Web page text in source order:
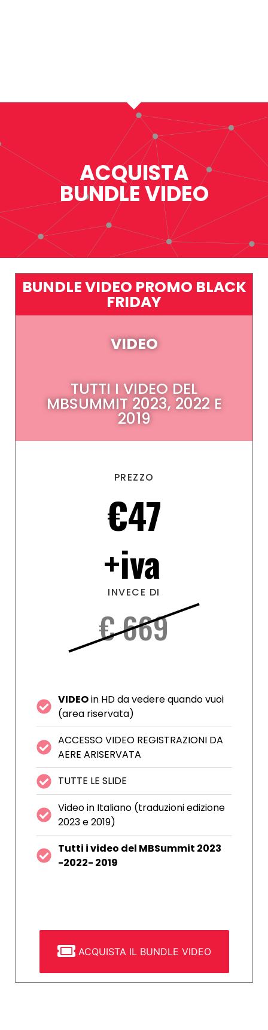
ACQUISTA
BUNDLE VIDEO
BUNDLE VIDEO PROMO BLACK
FRIDAY
VIDEO
TUTTI I VIDEO DEL
MBSUMMIT 2023, 2022 E
2019
PREZZO
€47
+iva
INVECE DI
€ 669
VIDEOin HD da vedere quando vuoi
(area riservata)
ACCESSO VIDEO REGISTRAZIONI DA
AERE ARISERVATA
TUTTE LE SLIDE
Video in Italiano (traduzioni edizione
2023 e 2019)
Tutti i video del MBSummit 2023
-2022- 2019
ACQUISTA IL BUNDLE VIDEO